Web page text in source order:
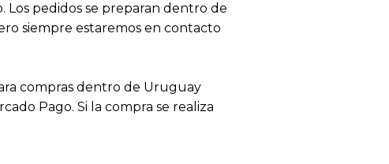
Los pedidos se preparan dentro de
siempre estaremos en contacto
compras dentro de Uruguay
Pago. Si la compra se realiza